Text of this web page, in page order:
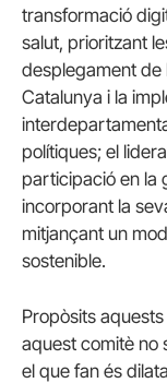
transformació
salut, prioritzant
desplegament de
Catalunya i la
polítiques; el
participació en la
incorporant la
mitjançant un
sostenible.
Propòsits
aquest comitè no
el que fan és